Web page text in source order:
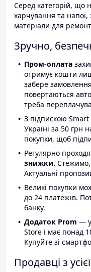
Серед категорій, що
харчування та напої,
матеріали для
Зручно,
Пром-оплата
отримує кошти
забере
повертаються
треба
З підпискою
Україні за 50 грн
покупки, щоб
Регулярно
знижки.
Актуальні
Великі покупки
до 24 платежів.
банку.
Додаток Prom — у
Store і має понад
Купуйте зі
Продавці з